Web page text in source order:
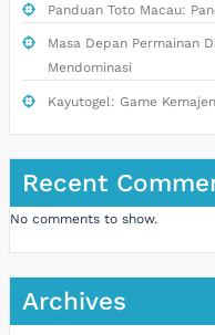
Panduan Toto Macau:
Masa Depan Permainan
Mendominasi
Kayutogel: Game
Recent
No comments to show.
Archives